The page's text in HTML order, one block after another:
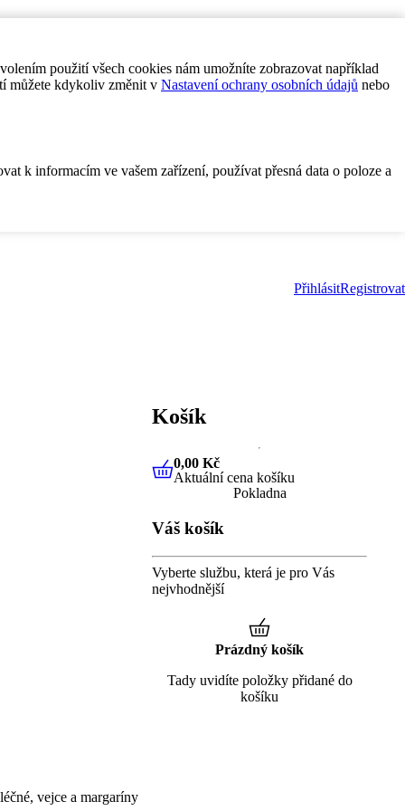
použití všech cookies nám umožníte zobrazovat například
můžete kdykoliv změnit v Nastavení ochrany osobních údajů nebo
k informacím ve vašem zařízení, používat přesná data o poloze a
PřihlásitRegistrovat
vejce a margaríny
Košík
0,00 KčAktuální cena košíku
0,00 Kč
Aktuální cena košíku
Pokladna
Váš košík
Vyberte službu, která je pro Vás
nejvhodnější
Prázdný košík
Tady uvidíte položky přidané do
košíku